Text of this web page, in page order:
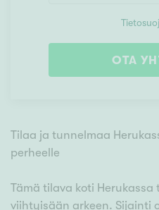
OTA
Tilaa ja tunnelmaa
perheelle
Tämä tilava koti
viihtyisään arkeen. Sijainti